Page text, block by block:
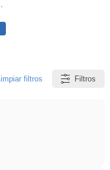
filtros Filtros